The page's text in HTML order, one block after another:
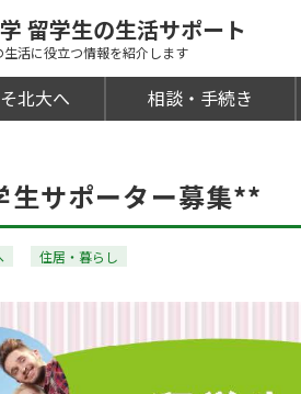
留学生の生活サポート
活に役立つ情報を紹介します
北大へ 相談・手続き
サポーター募集**
住居・暮らし